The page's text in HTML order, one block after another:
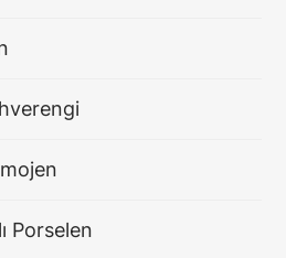
Porselen